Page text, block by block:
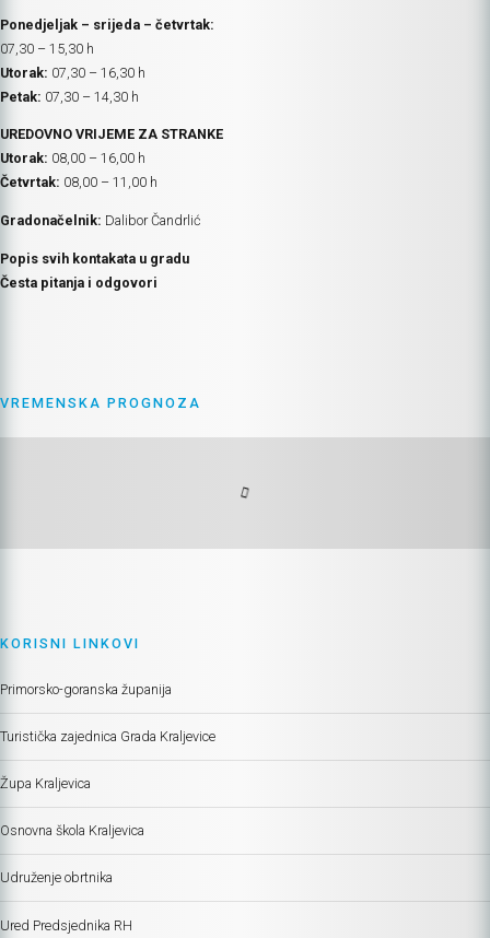
Ponedjeljak – srijeda – četvrtak:
07,30 – 15,30 h
Utorak: 07,30 – 16,30 h
Petak: 07,30 – 14,30 h
UREDOVNO VRIJEME ZA STRANKE
Utorak: 08,00 – 16,00 h
Četvrtak: 08,00 – 11,00 h
Gradonačelnik: Dalibor Čandrlić
Popis svih kontakata u gradu
Česta pitanja i odgovori
VREMENSKA PROGNOZA
KORISNI LINKOVI
Primorsko-goranska županija
Turistička zajednica Grada Kraljevice
Župa Kraljevica
Osnovna škola Kraljevica
Udruženje obrtnika
Ured Predsjednika RH